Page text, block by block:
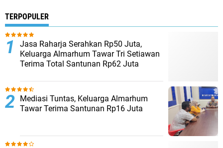
TERPOPULER
Jasa Raharja Serahkan Rp50 Juta,
Keluarga Almarhum Tawar Tri Setiawan
Terima Total Santunan Rp62 Juta
Mediasi Tuntas, Keluarga Almarhum
Tawar Terima Santunan Rp16 Juta